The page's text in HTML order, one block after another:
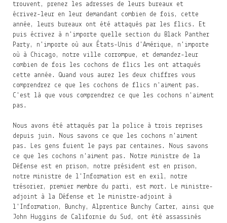
trouvent, prenez les adresses de leurs bureaux et
écrivez-leur en leur demandant combien de fois, cette
année, leurs bureaux ont été attaqués par les flics. Et
puis écrivez à n'importe quelle section du Black Panther
Party, n'importe où aux États-Unis d'Amérique, n'importe
où à Chicago, notre ville corrompue, et demandez-leur
combien de fois les cochons de flics les ont attaqués
cette année. Quand vous aurez les deux chiffres vous
comprendrez ce que les cochons de flics n'aiment pas.
C'est là que vous comprendrez ce que les cochons n'aiment
pas.
Nous avons été attaqués par la police à trois reprises
depuis juin. Nous savons ce que les cochons n'aiment
pas. Les gens fuient le pays par centaines. Nous savons
ce que les cochons n'aiment pas. Notre ministre de la
Défense est en prison, notre président est en prison,
notre ministre de l'Information est en exil, notre
trésorier, premier membre du parti, est mort. Le ministre-
adjoint à la Défense et le ministre-adjoint à
l'Information, Bunchy, Alprentice Bunchy Carter, ainsi que
John Huggins de Californie du Sud, ont été assassinés